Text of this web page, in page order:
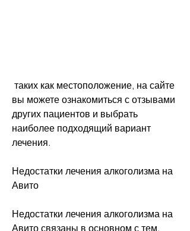
вы можете ознакомиться с отзывами
других пациентов и выбрать
наиболее подходящий вариант
лечения.
Недостатки лечения алкоголизма на
Авито
Недостатки лечения алкоголизма на
Авито связаны в основном с тем,